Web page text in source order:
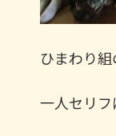
ひまわり
一人セリ